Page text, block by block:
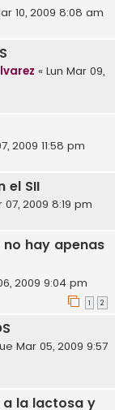
10, 2009 8:08 am
« Lun Mar 09,
2009 11:58 pm
el SII
07, 2009 8:19 pm
hay apenas
2009 9:04 pm
1 2
Mar 05, 2009 9:57
la lactosa y